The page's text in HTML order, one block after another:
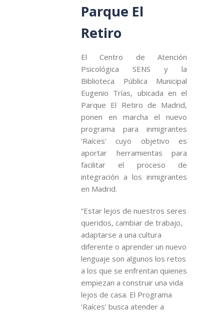
Parque El
Retiro
El Centro de Atención
Psicológica SENS y la
Biblioteca Pública Municipal
Eugenio Trías, ubicada en el
Parque El Retiro de Madrid,
ponen en marcha el nuevo
programa para inmigrantes
‘Raíces’ cuyo objetivo es
aportar herramientas para
facilitar el proceso de
integración a los inmigrantes
en Madrid.
“Estar lejos de nuestros seres
queridos, cambiar de trabajo,
adaptarse a una cultura
diferente o aprender un nuevo
lenguaje son algunos los retos
a los que se enfrentan quienes
empiezan a construir una vida
lejos de casa. El Programa
‘Raíces’ busca atender a